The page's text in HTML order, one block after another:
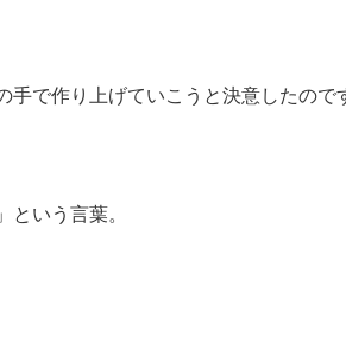
で作り上げていこうと決意したので
いう言葉。